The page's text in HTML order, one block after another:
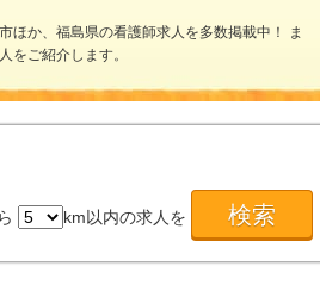
ほか、福島県の看護師求人を多数掲載中！ ま
をご紹介します。
km以内の求人を